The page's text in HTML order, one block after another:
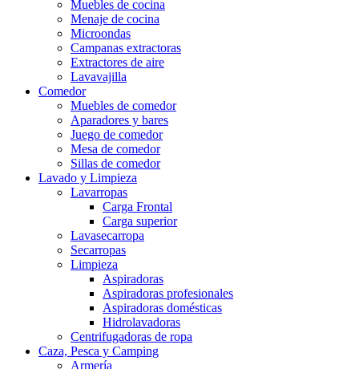
Muebles de cocina
Menaje de cocina
Microondas
Campanas extractoras
Extractores de aire
Lavavajilla
Comedor
Muebles de comedor
Aparadores y bares
Juego de comedor
Mesa de comedor
Sillas de comedor
Lavado y Limpieza
Lavarropas
Carga Frontal
Carga superior
Lavasecarropa
Secarropas
Limpieza
Aspiradoras
Aspiradoras profesionales
Aspiradoras domésticas
Hidrolavadoras
Centrifugadoras de ropa
Caza, Pesca y Camping
Armería